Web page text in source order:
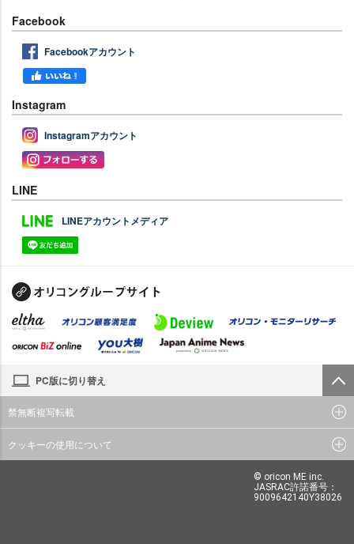
Facebook
Facebookアカウント
Instagram
Instagramアカウント
LINE
LINEアカウントメディア
PC版に切り替え
禁無断複写転載
クッキーの使用について
© oricon ME inc.
JASRAC許諾番号：
9009642140Y38026